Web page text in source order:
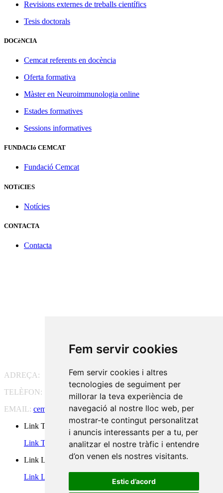
Fem servir cookies
Fem servir cookies i altres
tecnologies de seguiment per
millorar la teva experiència de
navegació al nostre lloc web, per
mostrar-te contingut personalitzat
i anuncis interessants per a tu, per
analitzar el nostre tràfic i entendre
d’on venen els nostres visitants.
Estic d’acord
Revisions externes de treballs científics
Tesis doctorals
DOCèNCIA
Cemcat referents en docència
Oferta formativa
Màster en Neuroimmunologia online
Estades formatives
Sessions informatives
FUNDACIó CEMCAT
Fundació Cemcat
NOTíCIES
Notícies
CONTACTA
Contacta
ADREÇA:
Pg. Vall d'Hebron, 119-129, 08035 Barcelona
TELÈFON:
93 175 15 55
EMAIL: cem-cat@cem-cat.org
Link Twitter
Link Twitter
Link Linkedin
Link Linkedin